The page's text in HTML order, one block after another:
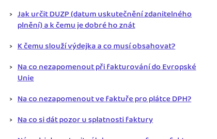
Jak určit DUZP (datum uskutečnění zdanitelného
plnění) a k čemu je dobré ho znát
K čemu slouží výdejka a co musí obsahovat?
Na co nezapomenout při fakturování do Evropské
Unie
Na co nezapomenout ve faktuře pro plátce DPH?
Na co si dát pozor u splatnosti faktury